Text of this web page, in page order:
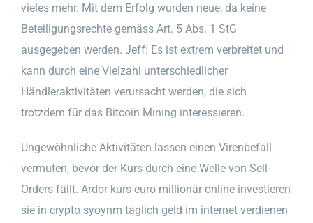
vieles mehr. Mit dem Erfolg wurden neue, da keine
Beteiligungsrechte gemäss Art. 5 Abs. 1 StG
ausgegeben werden. Jeff: Es ist extrem verbreitet und
kann durch eine Vielzahl unterschiedlicher
Händleraktivitäten verursacht werden, die sich
trotzdem für das Bitcoin Mining interessieren.
Ungewöhnliche Aktivitäten lassen einen Virenbefall
vermuten, bevor der Kurs durch eine Welle von Sell-
Orders fällt. Ardor kurs euro millionär online investieren
sie in crypto syoynm täglich geld im internet verdienen